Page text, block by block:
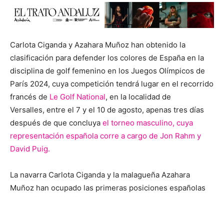
Carlota Ciganda y Azahara Muñoz han obtenido la
clasificación para defender los colores de España en la
disciplina de golf femenino en los Juegos Olímpicos de
París 2024, cuya competición tendrá lugar en el recorrido
francés de Le Golf National, en la localidad de
Versalles, entre el 7 y el 10 de agosto, apenas tres días
después de que concluya el torneo masculino, cuya
representación española corre a cargo de Jon Rahm y
David Puig.
La navarra Carlota Ciganda y la malagueña Azahara
Muñoz han ocupado las primeras posiciones españolas